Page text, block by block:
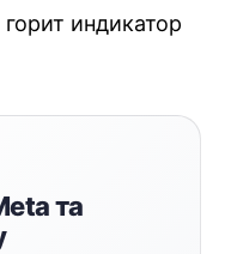
индикатор
та